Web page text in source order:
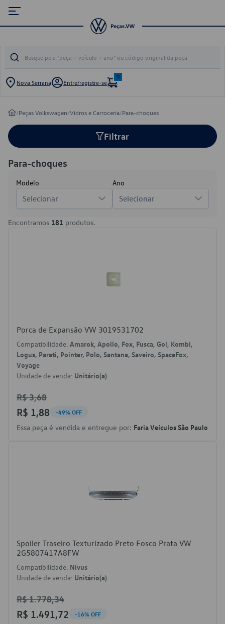
Nova Serrana Entre/registre-se
0
/Peças Volkswagen/Vidros e Carroceria/Para-choques
Filtrar
Para-choques
Modelo
Selecionar
Ano
Selecionar
Encontramos 181 produtos.
Porca de Expansão VW 3019531702
Compatibilidade: Amarok, Apollo, Fox, Fusca, Gol, Kombi,
Logus, Parati, Pointer, Polo, Santana, Saveiro, SpaceFox,
Voyage
Unidade de venda: Unitário(a)
R$ 3,68
R$ 1,88 -49% OFF
Essa peça é vendida e entregue por: Faria Veículos São Paulo
Spoiler Traseiro Texturizado Preto Fosco Prata VW
2G5807417A8FW
Compatibilidade: Nivus
Unidade de venda: Unitário(a)
R$ 1.778,34
R$ 1.491,72 -16% OFF